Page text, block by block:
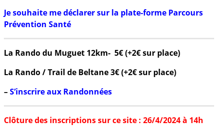
Je souhaite me déclarer sur la plate-forme Parcours
Prévention Santé
La Rando du Muguet 12km- 5€ (+2€ sur place)
La Rando / Trail de Beltane 3€ (+2€ sur place)
–S’inscrire aux Randonnées
Clôture des inscriptions sur ce site : 26/4/2024 à 14h